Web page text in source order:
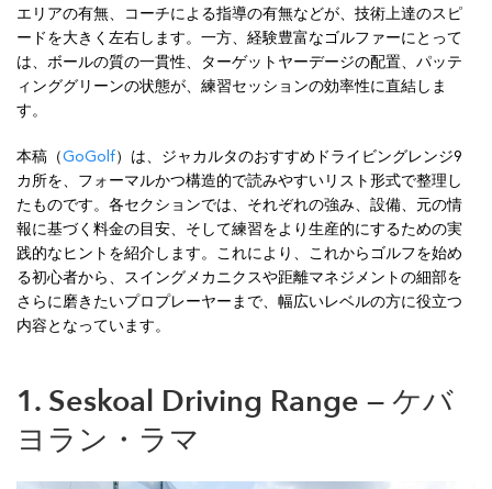
エリアの有無、コーチによる指導の有無などが、技術上達のスピ
ードを大きく左右します。一方、経験豊富なゴルファーにとって
は、ボールの質の一貫性、ターゲットヤーデージの配置、パッテ
ィンググリーンの状態が、練習セッションの効率性に直結しま
す。
本稿（GoGolf）は、ジャカルタのおすすめドライビングレンジ9
カ所を、フォーマルかつ構造的で読みやすいリスト形式で整理し
たものです。各セクションでは、それぞれの強み、設備、元の情
報に基づく料金の目安、そして練習をより生産的にするための実
践的なヒントを紹介します。これにより、これからゴルフを始め
る初心者から、スイングメカニクスや距離マネジメントの細部を
さらに磨きたいプロプレーヤーまで、幅広いレベルの方に役立つ
内容となっています。
1. Seskoal Driving Range — ケバ
ヨラン・ラマ